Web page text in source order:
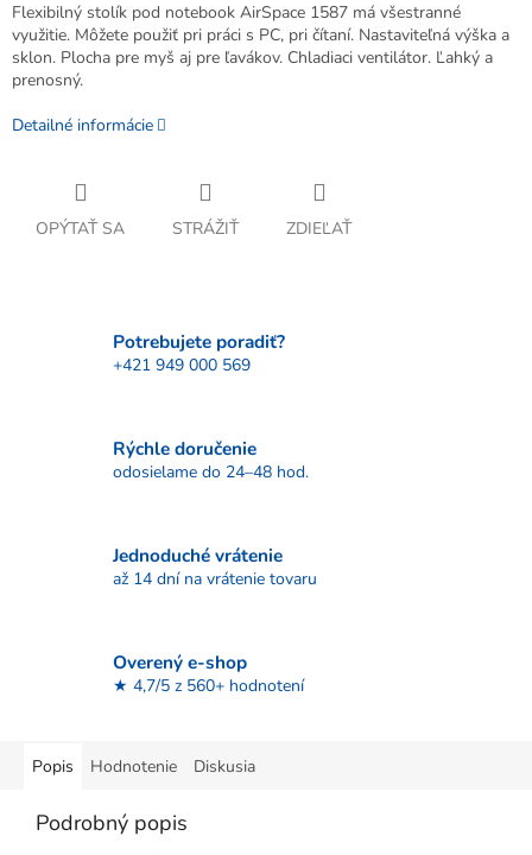
Flexibilný stolík pod notebook AirSpace 1587 má všestranné
využitie. Môžete použiť pri práci s PC, pri čítaní. Nastaviteľná výška a
sklon. Plocha pre myš aj pre ľavákov. Chladiaci ventilátor. Ľahký a
prenosný.
Detailné informácie
OPÝTAŤ SA STRÁŽIŤ ZDIEĽAŤ
Potrebujete poradiť?
+421 949 000 569
Rýchle doručenie
odosielame do 24–48 hod.
Jednoduché vrátenie
až 14 dní na vrátenie tovaru
Overený e-shop
★ 4,7/5 z 560+ hodnotení
Popis Hodnotenie Diskusia
Podrobný popis